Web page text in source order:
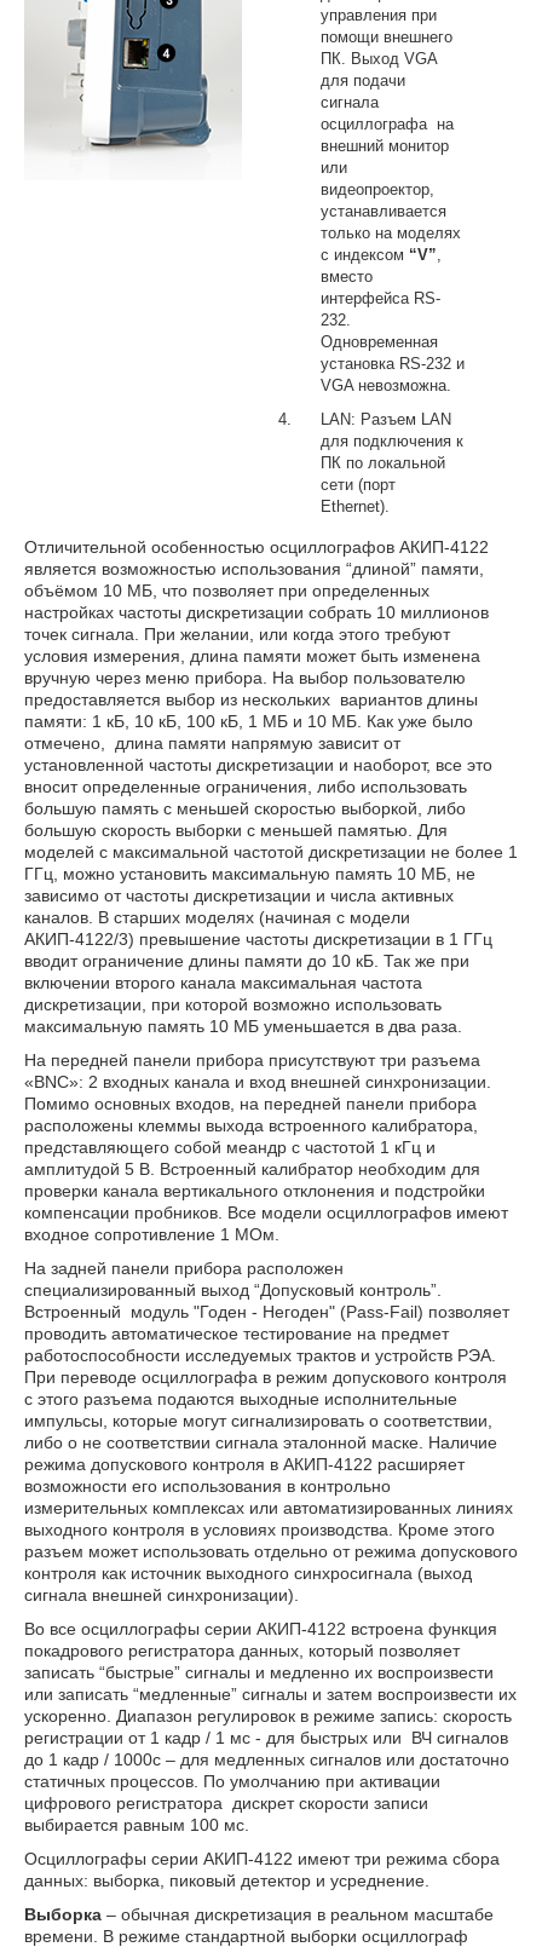
управления при
помощи внешнего
ПК. Выход VGA
для подачи
сигнала
осциллографа на
внешний монитор
или
видеопроектор,
устанавливается
только на моделях
с индексом “V”,
вместо
интерфейса RS-
232.
Одновременная
установка RS-232 и
VGA невозможна.
LAN: Разъем LAN
для подключения к
ПК по локальной
сети (порт
Ethernet).
Отличительной особенностью осциллографов АКИП-4122
является возможностью использования “длиной” памяти,
объёмом 10 МБ, что позволяет при определенных
настройках частоты дискретизации собрать 10 миллионов
точек сигнала. При желании, или когда этого требуют
условия измерения, длина памяти может быть изменена
вручную через меню прибора. На выбор пользователю
предоставляется выбор из нескольких вариантов длины
памяти: 1 кБ, 10 кБ, 100 кБ, 1 МБ и 10 МБ. Как уже было
отмечено, длина памяти напрямую зависит от
установленной частоты дискретизации и наоборот, все это
вносит определенные ограничения, либо использовать
большую память с меньшей скоростью выборкой, либо
большую скорость выборки с меньшей памятью. Для
моделей с максимальной частотой дискретизации не более 1
ГГц, можно установить максимальную память 10 МБ, не
зависимо от частоты дискретизации и числа активных
каналов. В старших моделях (начиная с модели
АКИП-4122/3) превышение частоты дискретизации в 1 ГГц
вводит ограничение длины памяти до 10 кБ. Так же при
включении второго канала максимальная частота
дискретизации, при которой возможно использовать
максимальную память 10 МБ уменьшается в два раза.
На передней панели прибора присутствуют три разъема
«BNC»: 2 входных канала и вход внешней синхронизации.
Помимо основных входов, на передней панели прибора
расположены клеммы выхода встроенного калибратора,
представляющего собой меандр с частотой 1 кГц и
амплитудой 5 В. Встроенный калибратор необходим для
проверки канала вертикального отклонения и подстройки
компенсации пробников. Все модели осциллографов имеют
входное сопротивление 1 МОм.
На задней панели прибора расположен
специализированный выход “Допусковый контроль”.
Встроенный модуль "Годен - Негоден" (Pass-Fail) позволяет
проводить автоматическое тестирование на предмет
работоспособности исследуемых трактов и устройств РЭА.
При переводе осциллографа в режим допускового контроля
с этого разъема подаются выходные исполнительные
импульсы, которые могут сигнализировать о соответствии,
либо о не соответствии сигнала эталонной маске. Наличие
режима допускового контроля в АКИП-4122 расширяет
возможности его использования в контрольно
измерительных комплексах или автоматизированных линиях
выходного контроля в условиях производства. Кроме этого
разъем может использовать отдельно от режима допускового
контроля как источник выходного синхросигнала (выход
сигнала внешней синхронизации).
Во все осциллографы серии АКИП-4122 встроена функция
покадрового регистратора данных, который позволяет
записать “быстрые” сигналы и медленно их воспроизвести
или записать “медленные” сигналы и затем воспроизвести их
ускоренно. Диапазон регулировок в режиме запись: скорость
регистрации от 1 кадр / 1 мс - для быстрых или ВЧ сигналов
до 1 кадр / 1000с – для медленных сигналов или достаточно
статичных процессов. По умолчанию при активации
цифрового регистратора дискрет скорости записи
выбирается равным 100 мс.
Осциллографы серии АКИП-4122 имеют три режима сбора
данных: выборка, пиковый детектор и усреднение.
Выборка – обычная дискретизация в реальном масштабе
времени. В режиме стандартной выборки осциллограф